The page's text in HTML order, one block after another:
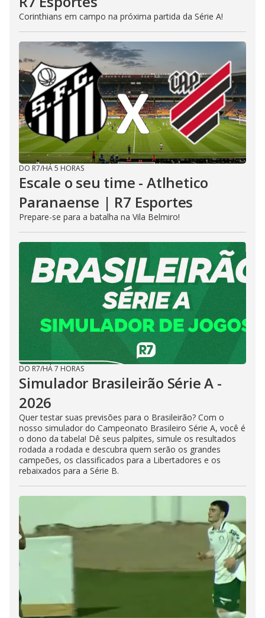
Corinthians em campo na próxima partida da Série A!
DO R7/HÁ 5 HORAS
Escale o seu time - Atlhetico
Paranaense | R7 Esportes
Prepare-se para a batalha na Vila Belmiro!
DO R7/HÁ 7 HORAS
Simulador Brasileirão Série A -
2026
Quer testar suas previsões para o Brasileirão? Com o
nosso simulador do Campeonato Brasileiro Série A, você é
o dono da tabela! Dê seus palpites, simule os resultados
rodada a rodada e descubra quem serão os grandes
campeões, os classificados para a Libertadores e os
rebaixados para a Série B.